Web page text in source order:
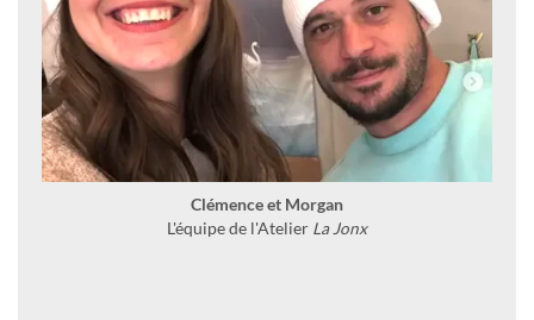
Clémence et Morgan
L'équipe de l'Atelier La Jonx